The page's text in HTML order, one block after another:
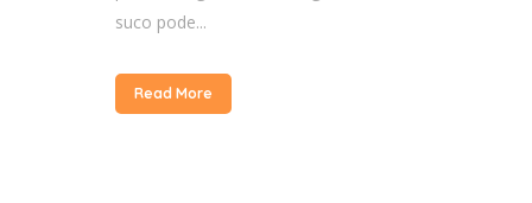
suco pode...
Read More